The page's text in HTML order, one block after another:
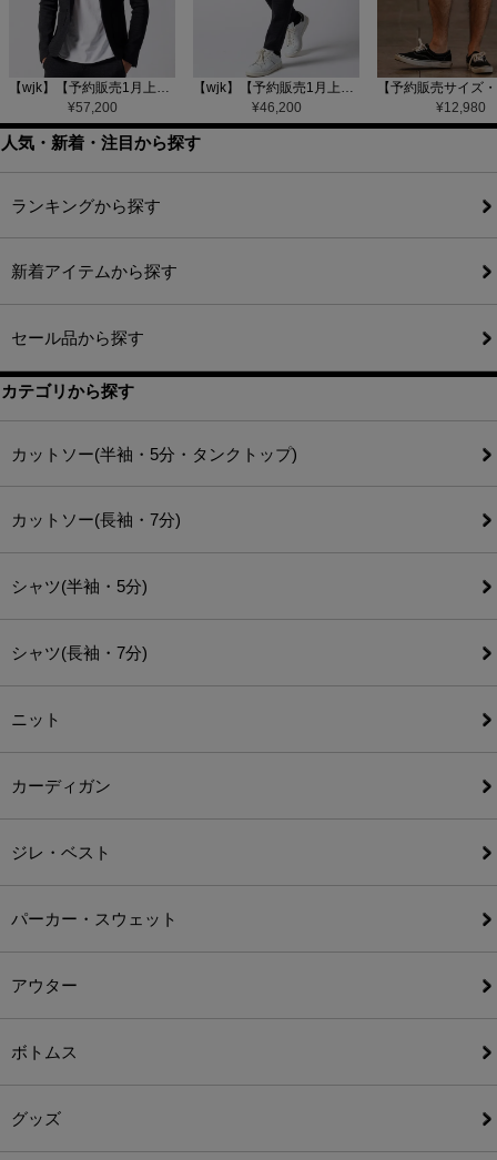
【wjk】【予約販売1月上旬～中旬入荷】function knit jacket(jacquard check) ニットジャケット(207 mw08j)
¥57,200
【wjk】【予約販売1月上旬～中旬入荷】function knit easy slacks(jacquard check) ニットイージーパンツ(504 mw08j)
¥46,200 ¥12,980
人気・新着・注目から探す
ランキングから探す
新着アイテムから探す
セール品から探す
カテゴリから探す
カットソー(半袖・5分・タンクトップ)
カットソー(長袖・7分)
シャツ(半袖・5分)
シャツ(長袖・7分)
ニット
カーディガン
ジレ・ベスト
パーカー・スウェット
アウター
ボトムス
グッズ